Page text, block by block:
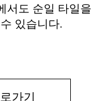
서도 순일 타일을
있습니다.
가기